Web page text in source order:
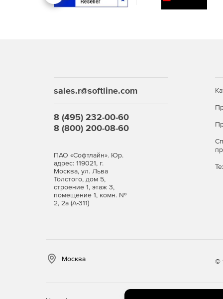
sales.r@softline.com
8 (495) 232-00-60
8 (800) 200-08-60
ПАО «Софтлайн». Юр.
адрес: 119021, г.
Москва, ул. Льва
Толстого, дом 5,
строение 1, этаж 3,
помещение 1, комн. №
2, 2а (А-311)
Москва ©